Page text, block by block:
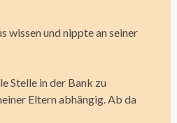
wissen und nippte an seiner
Stelle in der Bank zu
Eltern abhängig. Ab da